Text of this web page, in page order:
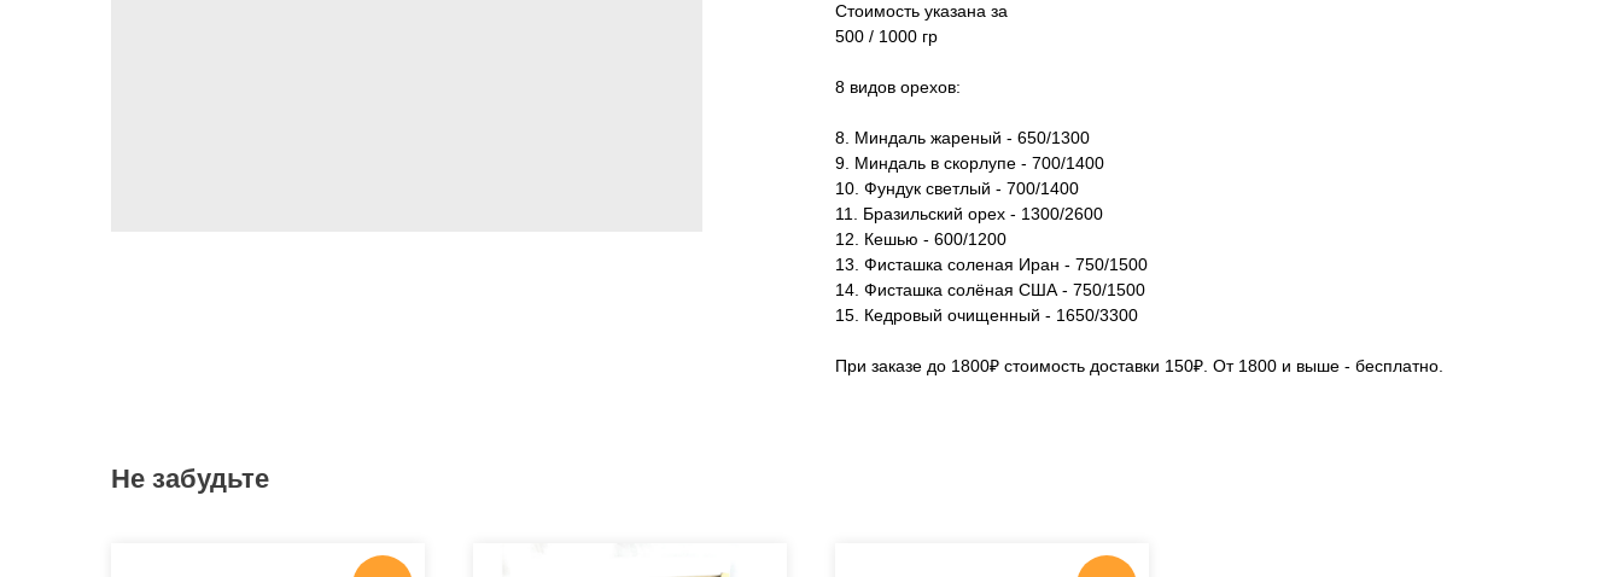
Стоимость указана за
500 / 1000 гр
8 видов орехов:
8. Миндаль жареный - 650/1300
9. Миндаль в скорлупе - 700/1400
10. Фундук светлый - 700/1400
11. Бразильский орех - 1300/2600
12. Кешью - 600/1200
13. Фисташка соленая Иран - 750/1500
14. Фисташка солёная США - 750/1500
15. Кедровый очищенный - 1650/3300
При заказе до 1800₽ стоимость доставки 150₽. От 1800 и выше - бесплатно.
Не забудьте